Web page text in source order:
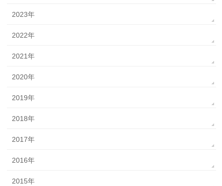
2023年
2022年
2021年
2020年
2019年
2018年
2017年
2016年
2015年